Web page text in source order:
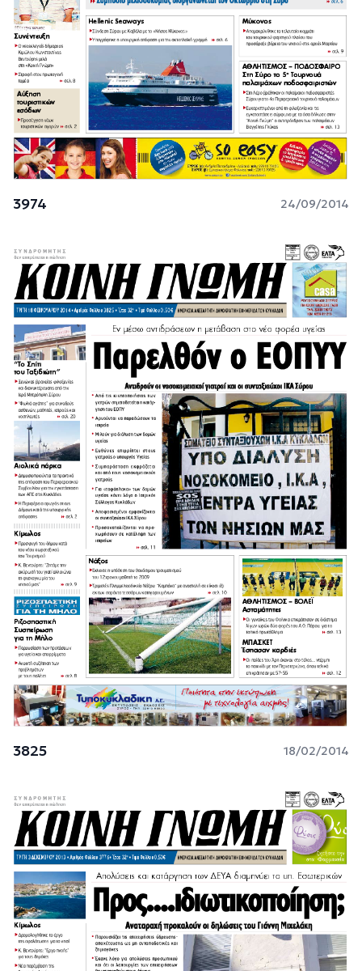
3974 24/09/2014
3825 18/02/2014